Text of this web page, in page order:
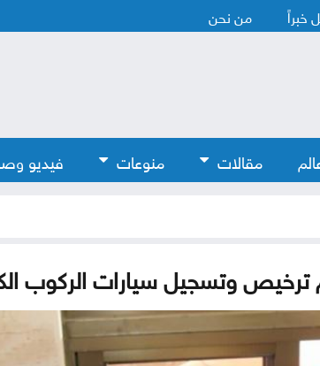
خبراً من نحن
مقالات منوعات فيديو
ترخيص وتسجيل سيارات الركوب